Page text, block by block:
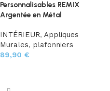
Personnalisables REMIX
Argentée en Métal
INTÉRIEUR, Appliques
Murales, plafonniers
89,90 €